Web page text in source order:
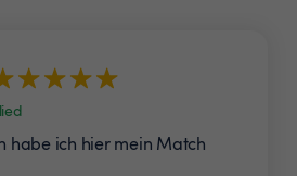
habe ich hier mein Match